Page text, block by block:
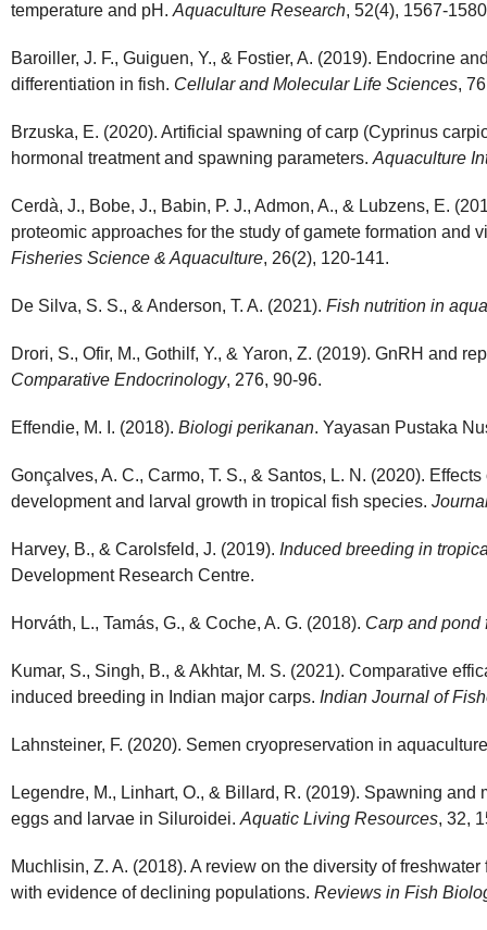
temperature and pH. Aquaculture Research, 52(4), 1567-
Baroiller, J. F., Guiguen, Y., & Fostier, A. (2019). Endocrine
differentiation in fish. Cellular and Molecular Life Sciences,
Brzuska, E. (2020). Artificial spawning of carp (Cyprinus
hormonal treatment and spawning parameters. Aquaculture
Cerdà, J., Bobe, J., Babin, P. J., Admon, A., & Lubzens, E.
proteomic approaches for the study of gamete formation and
Fisheries Science & Aquaculture, 26(2), 120-141.
De Silva, S. S., & Anderson, T. A. (2021). Fish nutrition in
Drori, S., Ofir, M., Gothilf, Y., & Yaron, Z. (2019). GnRH and
Comparative Endocrinology, 276, 90-96.
Effendie, M. I. (2018). Biologi perikanan. Yayasan Pustaka
Gonçalves, A. C., Carmo, T. S., & Santos, L. N. (2020).
development and larval growth in tropical fish species.
Harvey, B., & Carolsfeld, J. (2019). Induced breeding in
Development Research Centre.
Horváth, L., Tamás, G., & Coche, A. G. (2018). Carp and pond
Kumar, S., Singh, B., & Akhtar, M. S. (2021). Comparative
induced breeding in Indian major carps. Indian Journal of
Lahnsteiner, F. (2020). Semen cryopreservation in
Legendre, M., Linhart, O., & Billard, R. (2019). Spawning and
eggs and larvae in Siluroidei. Aquatic Living Resources, 32,
Muchlisin, Z. A. (2018). A review on the diversity of
with evidence of declining populations. Reviews in Fish